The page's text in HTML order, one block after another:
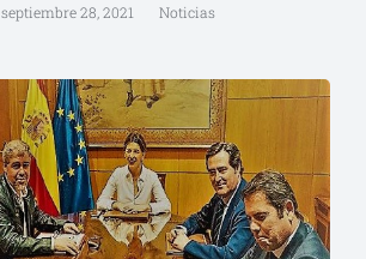
septiembre 28, 2021 Noticias